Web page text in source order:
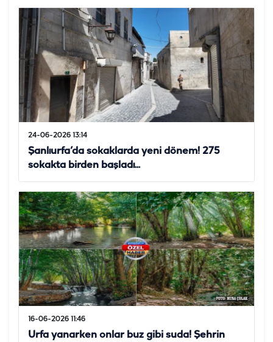
24-06-2026 13:14
Şanlıurfa’da sokaklarda yeni dönem! 275
sokakta birden başladı...
16-06-2026 11:46
Urfa yanarken onlar buz gibi suda! Şehrin